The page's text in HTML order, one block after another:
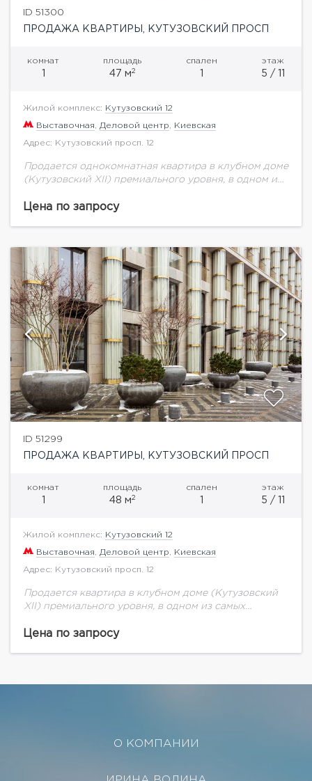
ID 51300
ПРОДАЖА КВАРТИРЫ, КУТУЗОВСКИЙ ПРОСП
комнат
1
площадь
47 м2
спален
1
этаж
5 / 11
Жилой комплекс: Кутузовский 12
Выставочная Деловой центр Киевская
Адрес: Кутузовский просп. 12
Продается однокомнатная квартира в клубном доме
(Кутузовский XII) премиального уровня, в одном из
центра Москвы общей площадью 46,6 м.кв. на 5
Цена по запросу
ID 51299
ПРОДАЖА КВАРТИРЫ, КУТУЗОВСКИЙ ПРОСП
комнат
1
площадь
48 м2
спален
1
этаж
5 / 11
Жилой комплекс: Кутузовский 12
Выставочная Деловой центр Киевская
Адрес: Кутузовский просп. 12
Продается квартира в клубном доме (Кутузовский
XII) премиального уровня, в одном из самых
Москвы общей площадью 47,7 м.кв. на 5
Цена по запросу
О КОМПАНИИ